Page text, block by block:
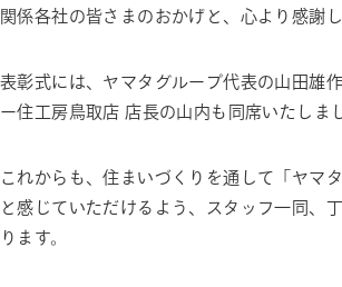
関係各社の皆さまのおかげと、心より感謝し
表彰式には、ヤマタグループ代表の山田雄
ー住工房鳥取店 店長の山内も同席いたしま
これからも、住まいづくりを通して「ヤマ
と感じていただけるよう、スタッフ一同、
ります。